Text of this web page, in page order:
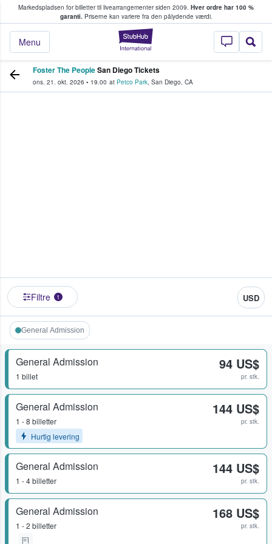
Markedspladsen for billetter til livearrangementer siden 2009. Hver ordre har 100 %
garanti.Priserne kan variere fra den pålydende værdi.
StubHub - Hvor
Menu
køber og sælger billetter
Foster The PeopleSan Diego Tickets
ons. 21. okt. 2026 • 19.00 at Petco Park, San Diego, CA
Filtre 1 USD
General Admission
General Admission
1 billet
94 US$
pr. stk.
General Admission
1 - 8 billetter
Hurtig levering
144 US$
pr. stk.
General Admission
1 - 4 billetter
144 US$
pr. stk.
General Admission
1 - 2 billetter
168 US$
pr. stk.